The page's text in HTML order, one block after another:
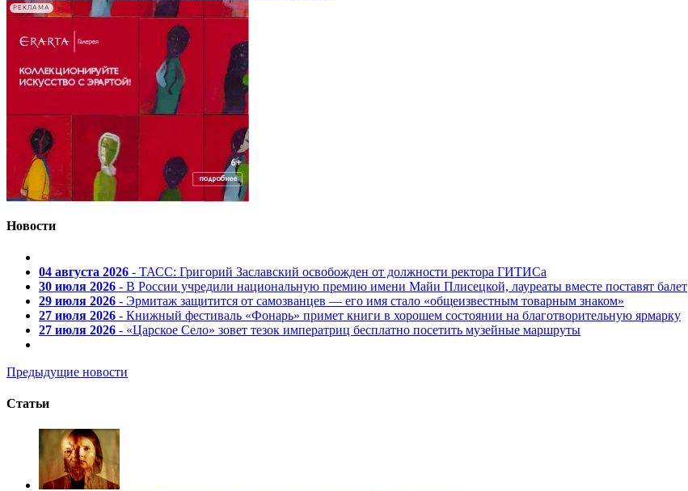
РЕКЛАМА
Новости
04 августа 2026 - ТАСС: Григорий Заславский освобожден от должности ректора ГИТИСа
30 июля 2026 - В России учредили национальную премию имени Майи Плисецкой, лауреаты вместе поставят балет
29 июля 2026 - Эрмитаж защитится от самозванцев — его имя стало «общеизвестным товарным знаком»
27 июля 2026 - Книжный фестиваль «Фонарь» примет книги в хорошем состоянии на благотворительную ярмарку
27 июля 2026 - «Царское Село» зовет тезок императриц бесплатно посетить музейные маршруты
Предыдущие новости
Статьи